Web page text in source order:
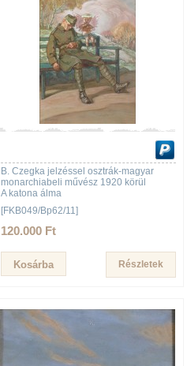
B. Czegka jelzéssel osztrák-magyar
monarchiabeli művész 1920 körül
A katona álma
[FKB049/Bp62/11]
120.000 Ft
Részletek